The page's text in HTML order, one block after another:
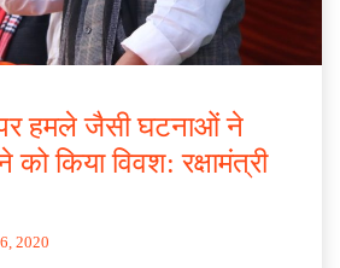
पर हमले जैसी घटनाओं ने
किया विवश: रक्षामंत्री
2020